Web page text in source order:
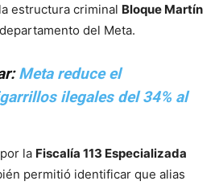
estructura criminal Bloque Martín
del Meta.
Meta reduce el
ilegales del 34% al
la Fiscalía 113 Especializada
permitió identificar que alias